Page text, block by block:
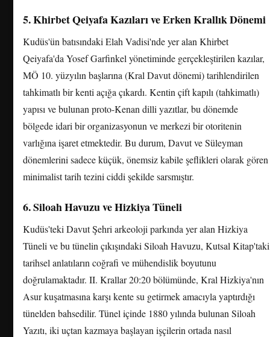
5. Khirbet Qeiyafa Kazıları ve Erken Krallık Dönemi
Kudüs'ün batısındaki Elah Vadisi'nde yer alan Khirbet
Qeiyafa'da Yosef Garfinkel yönetiminde gerçekleştirilen kazılar,
MÖ 10. yüzyılın başlarına (Kral Davut dönemi) tarihlendirilen
tahkimatlı bir kenti açığa çıkardı. Kentin çift kapılı (tahkimatlı)
yapısı ve bulunan proto-Kenan dilli yazıtlar, bu dönemde
bölgede idari bir organizasyonun ve merkezi bir otoritenin
varlığına işaret etmektedir. Bu durum, Davut ve Süleyman
dönemlerini sadece küçük, önemsiz kabile şeflikleri olarak gören
minimalist tarih tezini ciddi şekilde sarsmıştır.
6. Siloah Havuzu ve Hizkiya Tüneli
Kudüs'teki Davut Şehri arkeoloji parkında yer alan Hizkiya
Tüneli ve bu tünelin çıkışındaki Siloah Havuzu, Kutsal Kitap'taki
tarihsel anlatıların coğrafi ve mühendislik boyutunu
doğrulamaktadır. II. Krallar 20:20 bölümünde, Kral Hizkiya'nın
Asur kuşatmasına karşı kente su getirmek amacıyla yaptırdığı
tünelden bahsedilir. Tünel içinde 1880 yılında bulunan Siloah
Yazıtı, iki uçtan kazmaya başlayan işçilerin ortada nasıl